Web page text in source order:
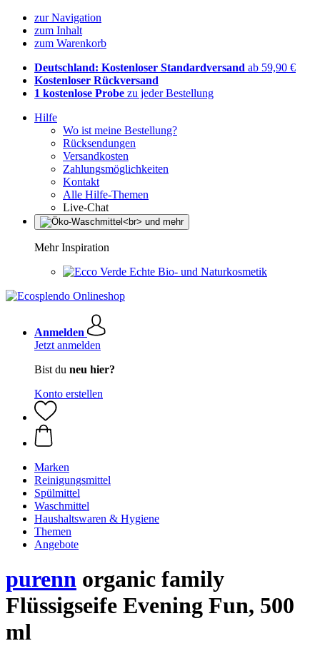
zur Navigation
zum Inhalt
zum Warenkorb
Deutschland: Kostenloser Standardversand ab 59,90 €
Kostenloser Rückversand
1 kostenlose Probe zu jeder Bestellung
Hilfe
Wo ist meine Bestellung?
Rücksendungen
Versandkosten
Zahlungsmöglichkeiten
Kontakt
Alle Hilfe-Themen
Live-Chat
Mehr Inspiration
Echte Bio- und Naturkosmetik
Anmelden
Jetzt anmelden
Bist du neu hier?
Konto erstellen
Marken
Reinigungsmittel
Spülmittel
Waschmittel
Haushaltswaren & Hygiene
Themen
Angebote
purenn organic family
Flüssigseife Evening Fun, 500
ml